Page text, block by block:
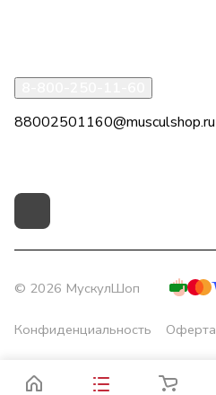
88002501160@musculshop.ru
© 2026 МускулШоп
Конфиденциальность Оферта